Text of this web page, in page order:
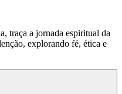
traça a jornada espiritual da
explorando fé, ética e